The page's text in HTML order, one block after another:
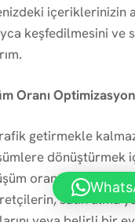
içeriklerinizin
keşfedilmesini ve
Oranı
getirmekle
dönüştürmek
oranı
satın alma